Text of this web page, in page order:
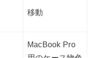
移動
MacBook Pro